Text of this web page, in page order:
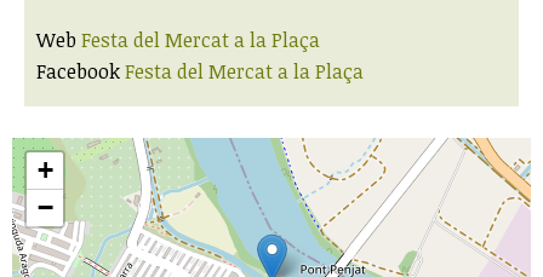
Web Festa del Mercat a la Plaça
FacebookFesta del Mercat a la Plaça
+
−